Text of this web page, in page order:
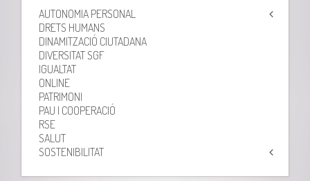
AUTONOMIA PERSONAL
DRETS HUMANS
DINAMITZACIÓ CIUTADANA
DIVERSITAT SGF
IGUALTAT
ONLINE
PATRIMONI
PAU I COOPERACIÓ
RSE
SALUT
SOSTENIBILITAT